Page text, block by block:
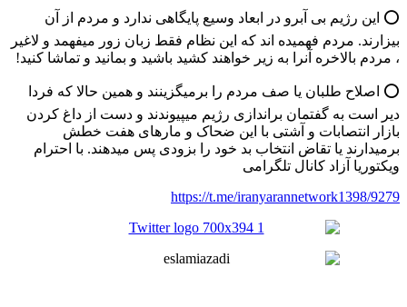
⭕️ این رژیم بی آبرو در ابعاد وسیع پایگاهی ندارد و مردم از آن
بیزارند. مردم فهمیده اند که این نظام فقط زبان زور میفهمد و لاغیر
، مردم بالاخره آنرا به زیر خواهند کشید باشید و بمانید و تماشا کنید!
⭕️ اصلاح طلبان یا صف مردم را برمیگزینند و همین حالا که فردا
دیر است به گفتمان براندازی رژیم میپیوندند و دست از داغ کردن
بازار انتصابات و آشتی با این ضحاک و مارهای هفت خطش
برمیدارند یا تقاض انتخاب بد خود را بزودی پس میدهند. با احترام
ویکتوریا آزاد کانال تلگرامی
https://t.me/iranyarannetwork1398/9279